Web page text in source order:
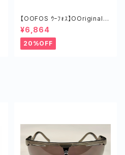
【OOFOS ｳｰﾌｫｽ】OOriginalｳｰ
ｵﾘｼﾞﾅﾙ MIST
¥6,864
20%OFF